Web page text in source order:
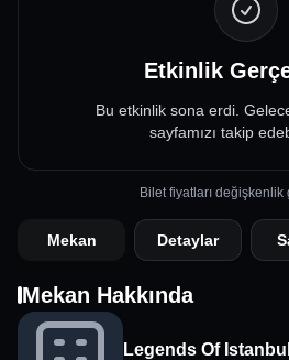
Etkinlik
Bu etkinlik sona erdi.
sayfamızı takip
Bilet fiyatları
Mekan Detaylar
Mekan Hakkında
Legends Of Istanbul